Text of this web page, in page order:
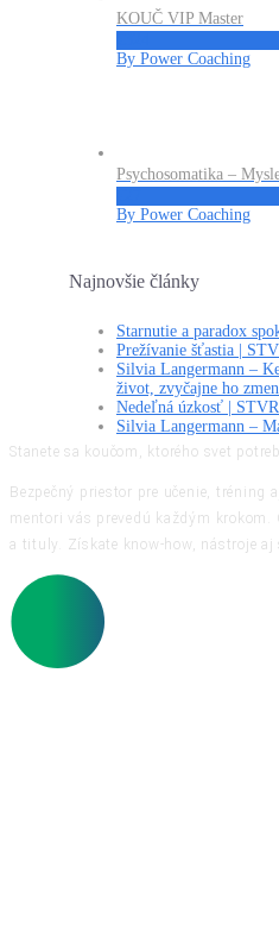
KOUČ VIP Master
By Power Coaching
Psychosomatika –
By Power Coaching
Najnovšie články
Starnutie a paradox
Prežívanie šťastia |
Silvia Langermann –
život, zvyčajne ho
Nedeľná úzkosť |
Silvia Langermann –
Stanete sa koučom, ktorého svet
Bezpečný priestor pre učenie, tréning
mentori vás prevedú každým
a tituly. Získate know-how, nástroje aj